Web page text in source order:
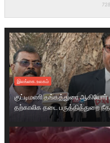
இலங்கை.உலகம்
குட்டிமணி தங்கத்துரை ஆகியோர்
தற்காலிக தடை பருத்தித்துறை